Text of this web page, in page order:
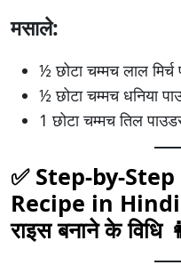
मसाले:
½ छोटा चम्मच लाल मिर्च
½ छोटा चम्मच धनिया
1 छोटा चम्मच तिल
✅ Step-by-
Recipe in
राइसबनाने के विधि